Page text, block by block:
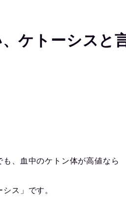
ケトーシスと
も、血中のケトン体が高値なら
シス」です。